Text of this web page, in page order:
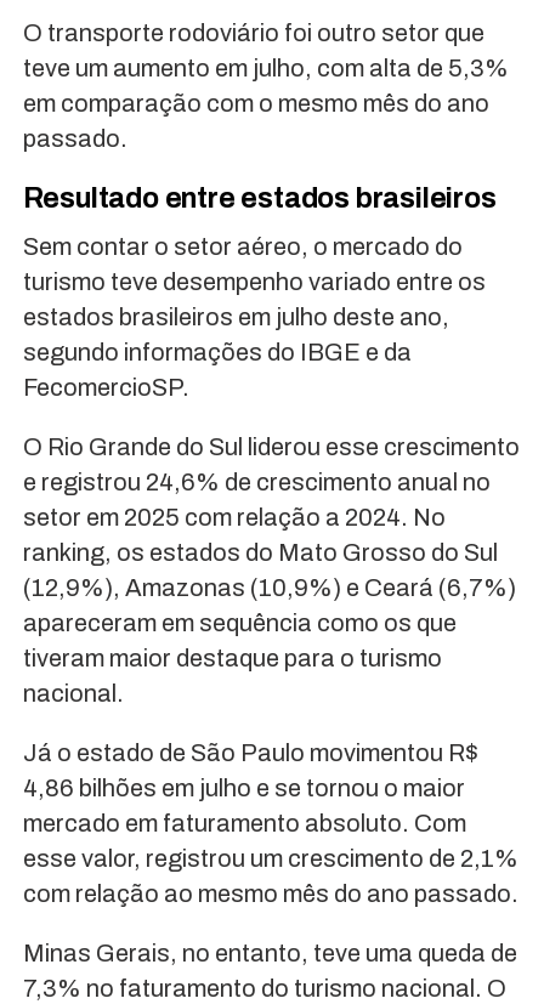
O transporte rodoviário foi outro setor que
teve um aumento em julho, com alta de 5,3%
em comparação com o mesmo mês do ano
passado.
Resultado entre estados brasileiros
Sem contar o setor aéreo, o mercado do
turismo teve desempenho variado entre os
estados brasileiros em julho deste ano,
segundo informações do IBGE e da
FecomercioSP.
O Rio Grande do Sul liderou esse crescimento
e registrou 24,6% de crescimento anual no
setor em 2025 com relação a 2024. No
ranking, os estados do Mato Grosso do Sul
(12,9%), Amazonas (10,9%) e Ceará (6,7%)
apareceram em sequência como os que
tiveram maior destaque para o turismo
nacional.
Já o estado de São Paulo movimentou R$
4,86 bilhões em julho e se tornou o maior
mercado em faturamento absoluto. Com
esse valor, registrou um crescimento de 2,1%
com relação ao mesmo mês do ano passado.
Minas Gerais, no entanto, teve uma queda de
7,3% no faturamento do turismo nacional. O